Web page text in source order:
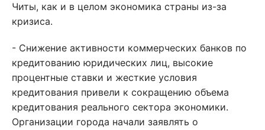
Читы, как и в целом экономика страны из-за
кризиса.
- Снижение активности коммерческих банков по
кредитованию юридических лиц, высокие
процентные ставки и жесткие условия
кредитования привели к сокращению объема
кредитования реального сектора экономики.
Организации города начали заявлять о